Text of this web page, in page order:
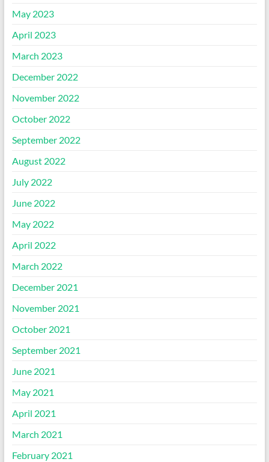
May 2023
April 2023
March 2023
December 2022
November 2022
October 2022
September 2022
August 2022
July 2022
June 2022
May 2022
April 2022
March 2022
December 2021
November 2021
October 2021
September 2021
June 2021
May 2021
April 2021
March 2021
February 2021